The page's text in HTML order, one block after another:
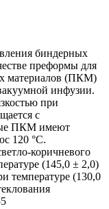
биндерных
преформы для
материалов (ПКМ)
инфузии.
при
с
ПКМ имеют
120 °С.
коричневого
(145,0 ± 2,0)
температуре (130,0